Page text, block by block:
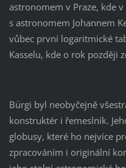
astronomem v Praze, kde
s astronomem Johannem
vůbec první logaritmické
Kasselu, kde o rok později
Bürgi byl neobyčejně
konstruktér i řemeslník.
globusy, které ho nejvíce
zpracováním i originální